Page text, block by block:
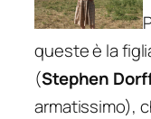
queste è la
(Stephen
armatissimo),